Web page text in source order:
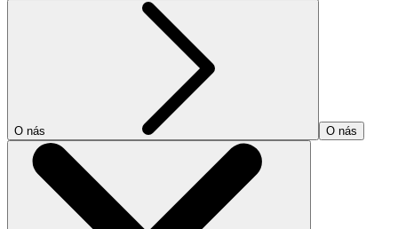
O nás O nás